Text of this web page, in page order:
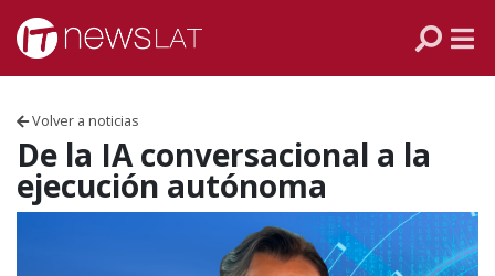
Skip to content
Volver a noticias
De la IA conversacional a la
ejecución autónoma
VENEZUELA
ECUADOR
PERÚ